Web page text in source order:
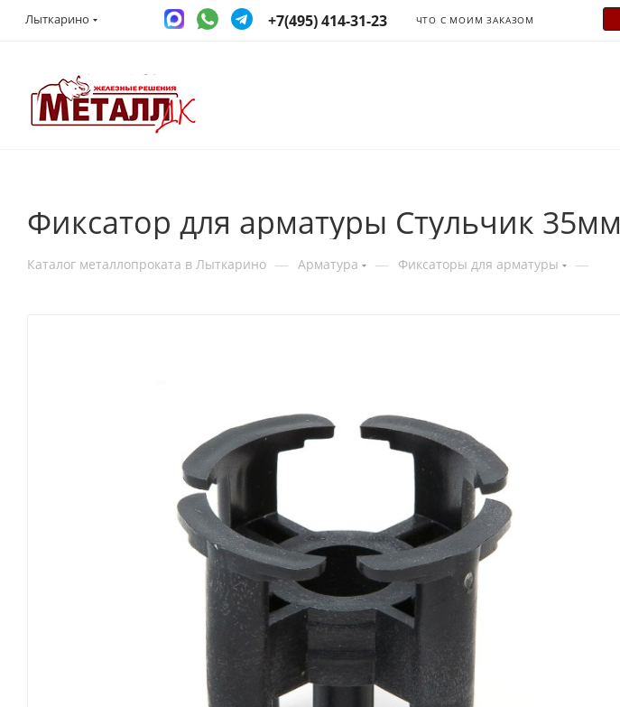
Лыткарино +7(495) 414-31-23 ЧТО С МОИМ ЗАКАЗОМ
Фиксатор для арматуры Стульчик 35мм
Каталог металлопроката в Лыткарино — Арматура — Фиксаторы для арматуры —